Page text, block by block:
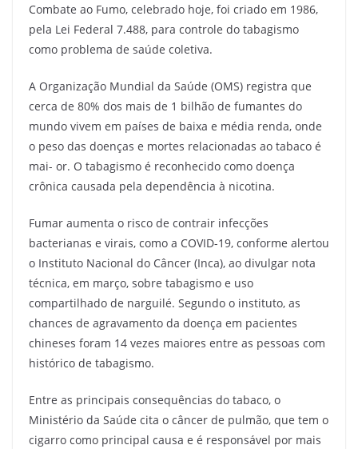
Combate ao Fumo, celebrado hoje, foi criado em 1986,
pela Lei Federal 7.488, para controle do tabagismo
como problema de saúde coletiva.
A Organização Mundial da Saúde (OMS) registra que
cerca de 80% dos mais de 1 bilhão de fumantes do
mundo vivem em países de baixa e média renda, onde
o peso das doenças e mortes relacionadas ao tabaco é
mai- or. O tabagismo é reconhecido como doença
crônica causada pela dependência à nicotina.
Fumar aumenta o risco de contrair infecções
bacterianas e virais, como a COVID-19, conforme alertou
o Instituto Nacional do Câncer (Inca), ao divulgar nota
técnica, em março, sobre tabagismo e uso
compartilhado de narguilé. Segundo o instituto, as
chances de agravamento da doença em pacientes
chineses foram 14 vezes maiores entre as pessoas com
histórico de tabagismo.
Entre as principais consequências do tabaco, o
Ministério da Saúde cita o câncer de pulmão, que tem o
cigarro como principal causa e é responsável por mais